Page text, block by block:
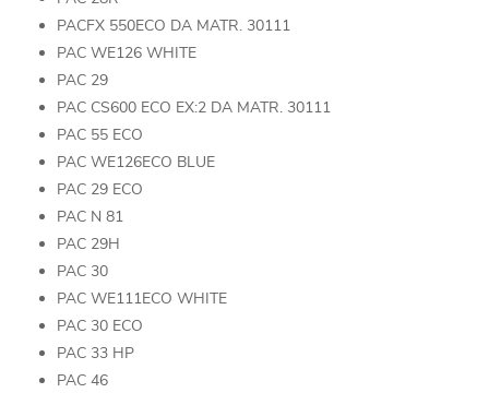
PACFX 550ECO DA MATR. 30111
PAC WE126 WHITE
PAC 29
PAC CS600 ECO EX:2 DA MATR. 30111
PAC 55 ECO
PAC WE126ECO BLUE
PAC 29 ECO
PAC N 81
PAC 29H
PAC 30
PAC WE111ECO WHITE
PAC 30 ECO
PAC 33 HP
PAC 46